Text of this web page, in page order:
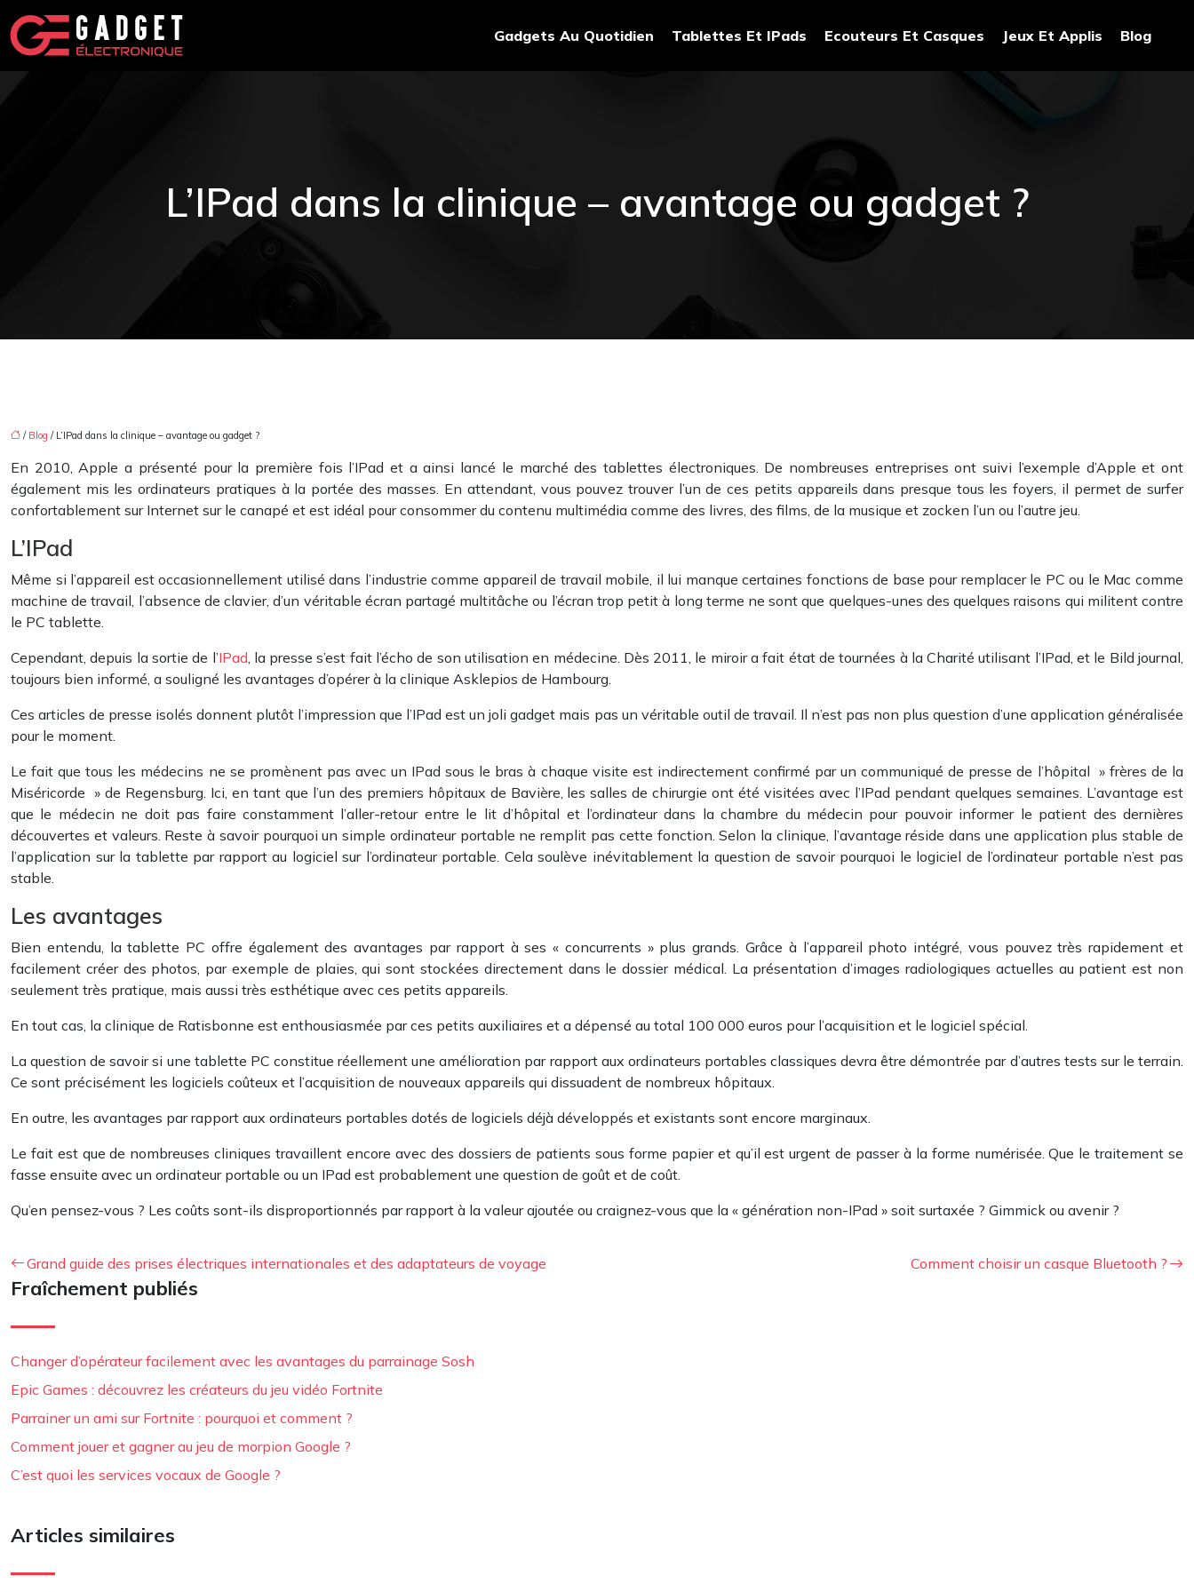
Gadgets Au Quotidien Tablettes Et IPads Ecouteurs Et Casques Jeux Et Applis Blog
L’IPad dans la clinique – avantage ou gadget ?
/ Blog / L’IPad dans la clinique – avantage ou gadget ?
En 2010, Apple a présenté pour la première fois l’IPad et a ainsi lancé le marché des tablettes électroniques. De nombreuses entreprises ont suivi l’exemple d’Apple et ont
également mis les ordinateurs pratiques à la portée des masses. En attendant, vous pouvez trouver l’un de ces petits appareils dans presque tous les foyers, il permet de surfer
confortablement sur Internet sur le canapé et est idéal pour consommer du contenu multimédia comme des livres, des films, de la musique et zocken l’un ou l’autre jeu.
L’IPad
Même si l’appareil est occasionnellement utilisé dans l’industrie comme appareil de travail mobile, il lui manque certaines fonctions de base pour remplacer le PC ou le Mac comme
machine de travail, l’absence de clavier, d’un véritable écran partagé multitâche ou l’écran trop petit à long terme ne sont que quelques-unes des quelques raisons qui militent contre
le PC tablette.
Cependant, depuis la sortie de l’IPad, la presse s’est fait l’écho de son utilisation en médecine. Dès 2011, le miroir a fait état de tournées à la Charité utilisant l’IPad, et le Bild journal,
toujours bien informé, a souligné les avantages d’opérer à la clinique Asklepios de Hambourg.
Ces articles de presse isolés donnent plutôt l’impression que l’IPad est un joli gadget mais pas un véritable outil de travail. Il n’est pas non plus question d’une application généralisée
pour le moment.
Le fait que tous les médecins ne se promènent pas avec un IPad sous le bras à chaque visite est indirectement confirmé par un communiqué de presse de l’hôpital » frères de la
Miséricorde » de Regensburg. Ici, en tant que l’un des premiers hôpitaux de Bavière, les salles de chirurgie ont été visitées avec l’IPad pendant quelques semaines. L’avantage est
que le médecin ne doit pas faire constamment l’aller-retour entre le lit d’hôpital et l’ordinateur dans la chambre du médecin pour pouvoir informer le patient des dernières
découvertes et valeurs. Reste à savoir pourquoi un simple ordinateur portable ne remplit pas cette fonction. Selon la clinique, l’avantage réside dans une application plus stable de
l’application sur la tablette par rapport au logiciel sur l’ordinateur portable. Cela soulève inévitablement la question de savoir pourquoi le logiciel de l’ordinateur portable n’est pas
stable.
Les avantages
Bien entendu, la tablette PC offre également des avantages par rapport à ses « concurrents » plus grands. Grâce à l’appareil photo intégré, vous pouvez très rapidement et
facilement créer des photos, par exemple de plaies, qui sont stockées directement dans le dossier médical. La présentation d’images radiologiques actuelles au patient est non
seulement très pratique, mais aussi très esthétique avec ces petits appareils.
En tout cas, la clinique de Ratisbonne est enthousiasmée par ces petits auxiliaires et a dépensé au total 100 000 euros pour l’acquisition et le logiciel spécial.
La question de savoir si une tablette PC constitue réellement une amélioration par rapport aux ordinateurs portables classiques devra être démontrée par d’autres tests sur le terrain.
Ce sont précisément les logiciels coûteux et l’acquisition de nouveaux appareils qui dissuadent de nombreux hôpitaux.
En outre, les avantages par rapport aux ordinateurs portables dotés de logiciels déjà développés et existants sont encore marginaux.
Le fait est que de nombreuses cliniques travaillent encore avec des dossiers de patients sous forme papier et qu’il est urgent de passer à la forme numérisée. Que le traitement se
fasse ensuite avec un ordinateur portable ou un IPad est probablement une question de goût et de coût.
Qu’en pensez-vous ? Les coûts sont-ils disproportionnés par rapport à la valeur ajoutée ou craignez-vous que la « génération non-IPad » soit surtaxée ? Gimmick ou avenir ?
Grand guide des prises électriques internationales et des adaptateurs de voyage Comment choisir un casque Bluetooth ?
Fraîchement publiés
Changer d’opérateur facilement avec les avantages du parrainage Sosh
Epic Games : découvrez les créateurs du jeu vidéo Fortnite
Parrainer un ami sur Fortnite : pourquoi et comment ?
Comment jouer et gagner au jeu de morpion Google ?
C’est quoi les services vocaux de Google ?
Articles similaires